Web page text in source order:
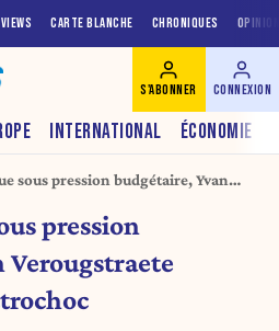
CARTE BLANCHE CHRONIQUES
INTERNATIONAL ÉCONOMIE
S'ABONNER CONNEXION
sous pression budgétaire, Yvan
pression
Verougstraete